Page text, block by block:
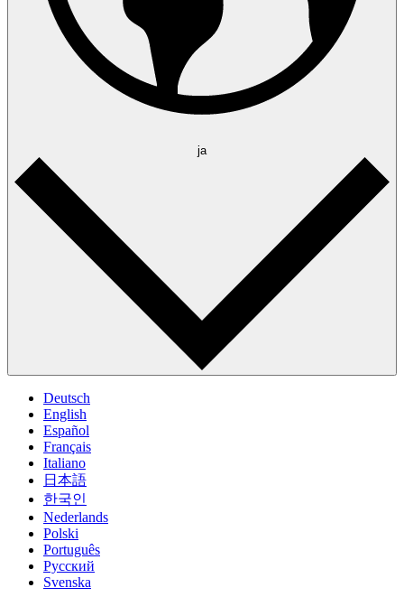
ja
Deutsch
English
Español
Français
Italiano
日本語
한국인
Nederlands
Polski
Português
Pусский
Svenska